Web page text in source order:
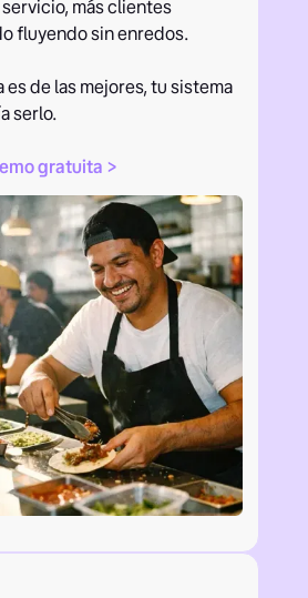
más clientes
fluyendo sin enredos.
es de las mejores, tu sistema
serlo.
gratuita >